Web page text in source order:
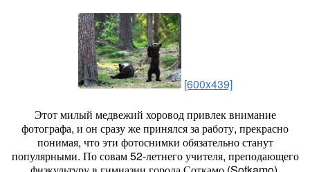
[600x439]
Этот милый медвежий хоровод привлек внимание
фотографа, и он сразу же принялся за работу, прекрасно
понимая, что эти фотоснимки обязательно станут
популярными. По совам 52-летнего учителя, преподающего